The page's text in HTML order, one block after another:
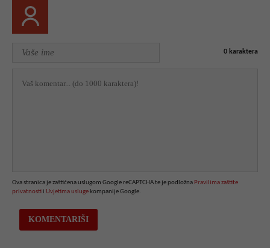
0 karaktera
Ova stranica je zaštićena uslugom Google reCAPTCHA te je podložna Pravilima zaštite
privatnosti i Uvjetima usluge kompanije Google.